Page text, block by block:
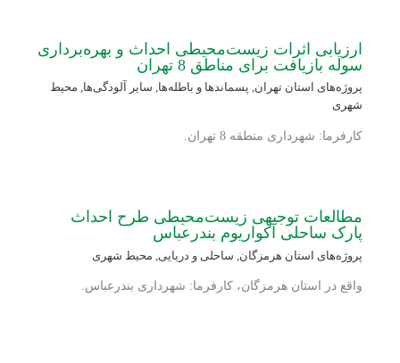
ارزیابی اثرات زیست‌محیطی احداث و بهره‌برداری
سوله بازیافت برای مناطق 8 تهران
پروژه‌های استان تهران, پسماندها و باطله‌ها, سایر آلودگی‌ها, محیط
شهری
کارفرما: شهرداری منطقه 8 تهران.
مطالعات توجیهی زیست‌محیطی طرح احداث
پارک ساحلی آکواریوم بندرعباس
پروژه‌های استان هرمزگان ساحلی و دریایی محیط شهری
واقع در استان هرمزگان، کارفرما: شهرداری بندرعباس.